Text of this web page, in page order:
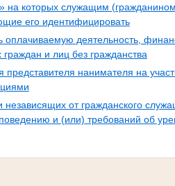
на которых служащим
его идентифицировать
оплачиваемую деятельность,
и лиц без гражданства
нанимателя на
от гражданского
и (или) требований об